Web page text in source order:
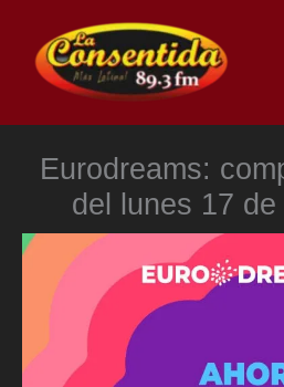
contenido
Eurodreams:
del lunes 17